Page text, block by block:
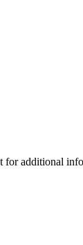
for additional